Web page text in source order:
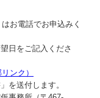
お電話でお申込みく
日をご記入くださ
ンク）
を送付します。